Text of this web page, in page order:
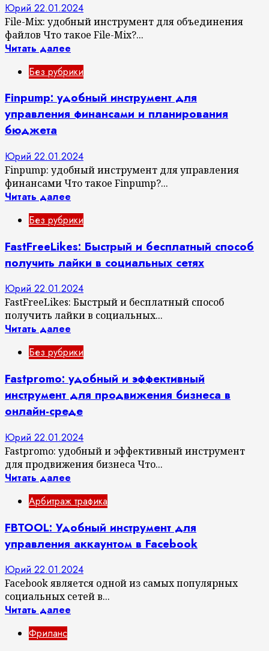
Юрий 22.01.2024
File-Mix: удобный инструмент для объединения
файлов Что такое File-Mix?...
Читать далее
Без рубрики
Finpump: удобный инструмент для
управления финансами и планирования
бюджета
Юрий 22.01.2024
Finpump: удобный инструмент для управления
финансами Что такое Finpump?...
Читать далее
Без рубрики
FastFreeLikes: Быстрый и бесплатный способ
получить лайки в социальных сетях
Юрий 22.01.2024
FastFreeLikes: Быстрый и бесплатный способ
получить лайки в социальных...
Читать далее
Без рубрики
Fastpromo: удобный и эффективный
инструмент для продвижения бизнеса в
онлайн-среде
Юрий 22.01.2024
Fastpromo: удобный и эффективный инструмент
для продвижения бизнеса Что...
Читать далее
Арбитраж трафика
FBTOOL: Удобный инструмент для
управления аккаунтом в Facebook
Юрий 22.01.2024
Facebook является одной из самых популярных
социальных сетей в...
Читать далее
Фриланс